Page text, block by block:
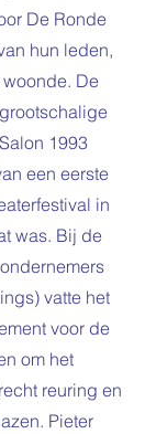
De Ronde
hun leden,
De
1993
een eerste
in
was. Bij de
vatte het
voor de
om het
reuring en
Pieter